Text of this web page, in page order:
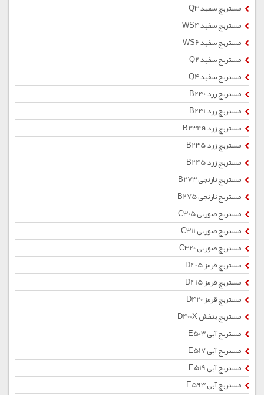
مستربچ سفید Q3
مستربچ سفید WS4
مستربچ سفید WS6
مستربچ سفید Q2
مستربچ سفید Q4
مستربچ زرد B230
مستربچ زرد B231
مستربچ زرد B234a
مستربچ زرد B235
مستربچ زرد B245
مستربچ نارنجی B273
مستربچ نارنجی B275
مستربچ صورتی C305
مستربچ صورتی C311
مستربچ صورتی C320
مستربچ قرمز D405
مستربچ قرمز D415
مستربچ قرمز D420
مستربچ بنفش D400X
مستربچ آبی E503
مستربچ آبی E517
مستربچ آبی E519
مستربچ آبی E593